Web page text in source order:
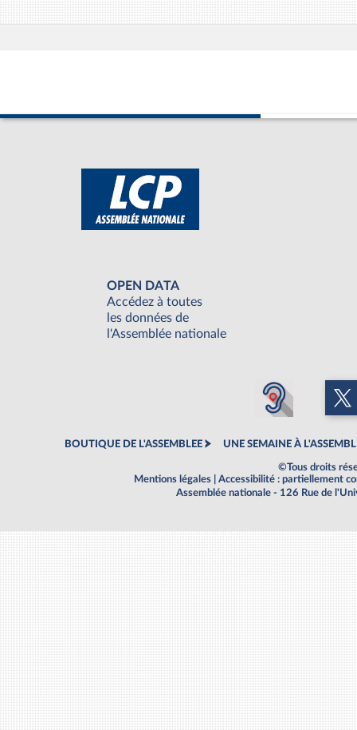
OPEN DATA
Accédez à toutes
les données de
l'Assemblée nationale
BOUTIQUE DE L'ASSEMBLEE UNE SEMAINE À
©Tous droits
Mentions légales
Accessibilité : partiellement
Assemblée nationale - 126 Rue de